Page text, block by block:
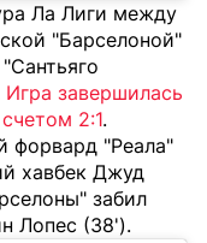
Ла Лиги между
"Барселоной"
Игра завершилась
2:1.
форвард "Реала"
хавбек Джуд
забил
Лопес (38').